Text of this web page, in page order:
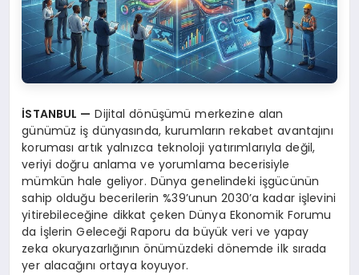
İSTANBUL — Dijital dönüşümü merkezine alan
günümüz iş dünyasında, kurumların rekabet avantajını
koruması artık yalnızca teknoloji yatırımlarıyla değil,
veriyi doğru anlama ve yorumlama becerisiyle
mümkün hale geliyor. Dünya genelindeki işgücünün
sahip olduğu becerilerin %39’unun 2030’a kadar işlevini
yitirebileceğine dikkat çeken Dünya Ekonomik Forumu
da İşlerin Geleceği Raporu da büyük veri ve yapay
zeka okuryazarlığının önümüzdeki dönemde ilk sırada
yer alacağını ortaya koyuyor.